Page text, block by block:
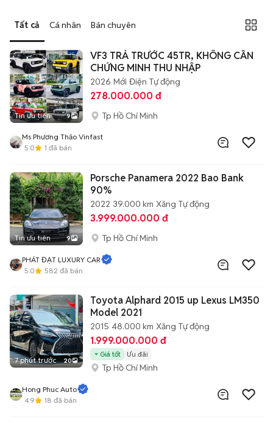
Tất cả Cá nhân Bán chuyên
Tin ưu tiên 9
VF3 TRẢ TRƯỚC 45TR, KHÔNG CẦN
CHỨNG MINH THU NHẬP
2026 Mới Điện Tự động
278.000.000 đ
Tp Hồ Chí Minh
Ms Phương Thảo Vinfast
5.0
1 đã bán
Tin ưu tiên 9
Porsche Panamera 2022 Bao Bank
90%
2022 39.000 km Xăng Tự động
3.999.000.000 đ
Tp Hồ Chí Minh
PHÁT ĐẠT LUXURY CAR
5.0
582 đã bán
7 phút trước 20
Toyota Alphard 2015 up Lexus LM350
Model 2021
2015 48.000 km Xăng Tự động
1.999.000.000 đ
Giá tốt Ưu đãi
Tp Hồ Chí Minh
Hong Phuc Auto
4.9
18 đã bán